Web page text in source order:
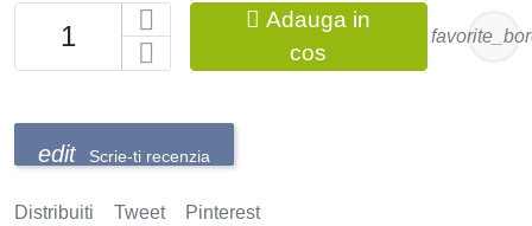
 Adauga in
cos
Scrie-ti recenzia
Distribuiti Tweet Pinterest